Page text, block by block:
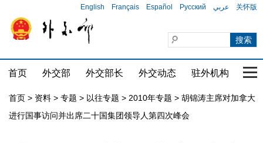
English Français Español Русский عربي 关怀版
首页 外交部 外交部长 外交动态 驻外机构 国
首页 > 资料 > 专题 > 以往专题 > 2010年专题 > 胡锦涛主席对加拿大
进行国事访问并出席二十国集团领导人第四次峰会